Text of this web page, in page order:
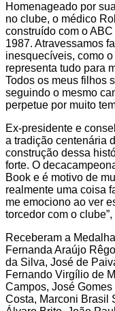
Homenageado por
no clube, o médico
construído com o
1987. Atravessamos
inesquecíveis, como
representa tudo para
Todos os meus filhos
seguindo o mesmo
perpetue por muito
Ex-presidente e
a tradição centenária
construção dessa
forte. O
Book e é motivo de
realmente uma coisa
me emociono ao ver
torcedor com o clube”,
Receberam a
Fernanda Araújo
da Silva, José de
Fernando Virgílio de
Campos, José
Costa, Marconi Brasil